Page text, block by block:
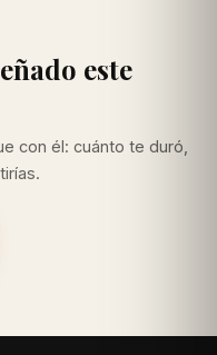
este
con él: cuánto te duró,